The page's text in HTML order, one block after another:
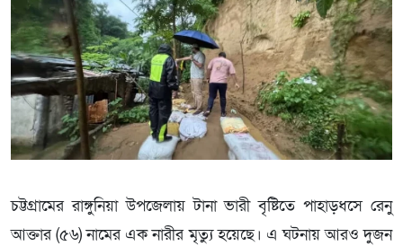
চট্টগ্রামের রাঙ্গুনিয়া উপজেলায় টানা ভারী বৃষ্টিতে পাহাড়ধসে রেনু
আক্তার (৫৬) নামের এক নারীর মৃত্যু হয়েছে। এ ঘটনায় আরও দুজন